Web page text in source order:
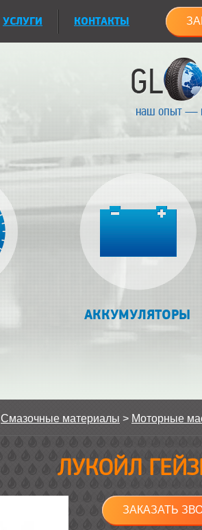
УСЛУГИ КОНТАКТЫ
наш опыт —
АККУМУЛЯТОРЫ
Смазочные материалы > Моторные
ЛУКОЙЛ
ЗАКАЗАТЬ